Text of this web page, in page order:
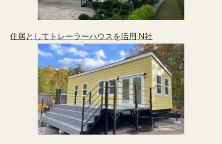
住居としてトレーラーハウスを活用 N社